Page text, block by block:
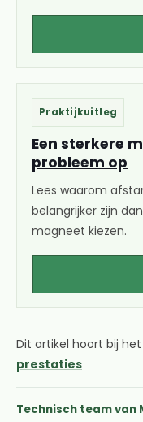
Praktijkuitleg
Een sterkere
probleem op
Lees waarom
belangrijker zijn
magneet kiezen.
Dit artikel hoort bij
prestaties
Technisch team van